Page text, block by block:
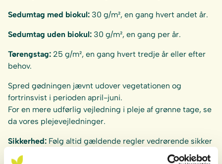
Sedumtag med biokul: 30 g/m², en gang hvert andet år.
Sedumtag uden biokul: 30 g/m², en gang per år.
Tørengstag: 25 g/m², en gang hvert tredje år eller efter
behov.
Spred gødningen jævnt udover vegetationen og
fortrinsvist i perioden april-juni.
For en mere udførlig vejledning i pleje af grønne tage, se
da vores plejevejledninger.
Sikkerhed: Følg altid gældende regler vedrørende sikker
håndtering og opbevering af gødning. Download